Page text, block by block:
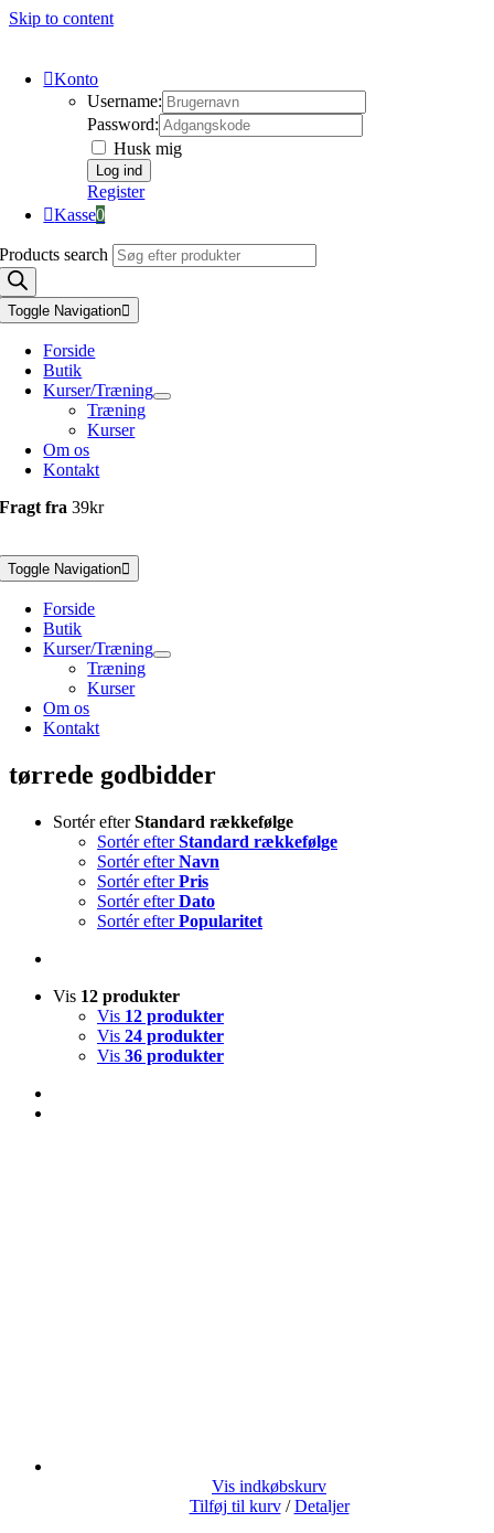
Skip to content
Konto
Username:
Password:
Husk mig
Register
Kasse0
Products search
Toggle Navigation
Forside
Butik
Kurser/Træning
Træning
Kurser
Om os
Kontakt
Fragt fra39kr
Toggle Navigation
Forside
Butik
Kurser/Træning
Træning
Kurser
Om os
Kontakt
tørrede godbidder
Sortér efterStandard rækkefølge
Sortér efterStandard rækkefølge
Sortér efterNavn
Sortér efterPris
Sortér efterDato
Sortér efterPopularitet
Vis 12 produkter
Vis 12 produkter
Vis 24 produkter
Vis 36 produkter
Vis indkøbskurv
Tilføj til kurv / Detaljer